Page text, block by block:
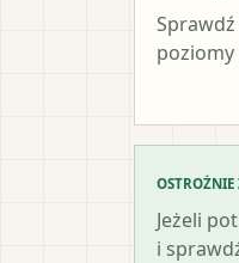
Jeżeli
i